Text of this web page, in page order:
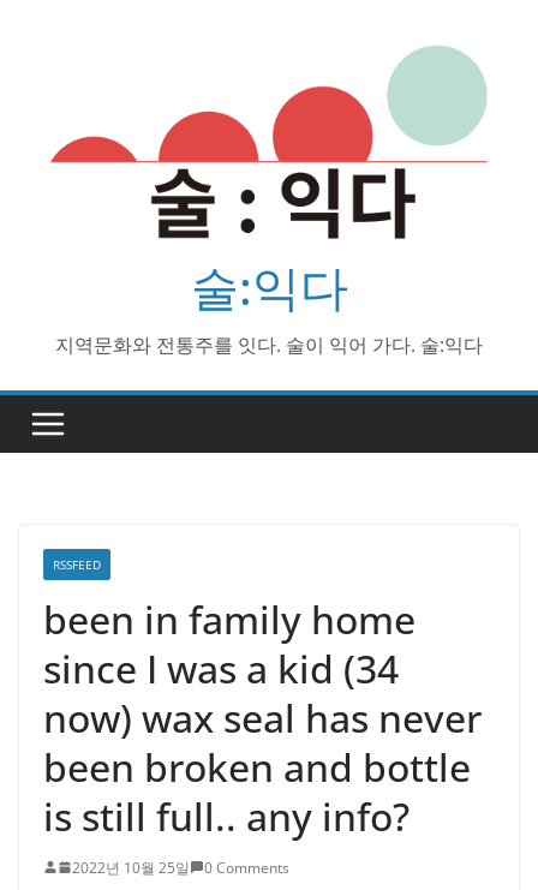
술:익다
지역문화와 전통주를 잇다. 술이 익어 가다. 술:익다
RSSFEED
been in family home
since I was a kid (34
now) wax seal has never
been broken and bottle
is still full.. any info?
2022년 10월 25일 0 Comments